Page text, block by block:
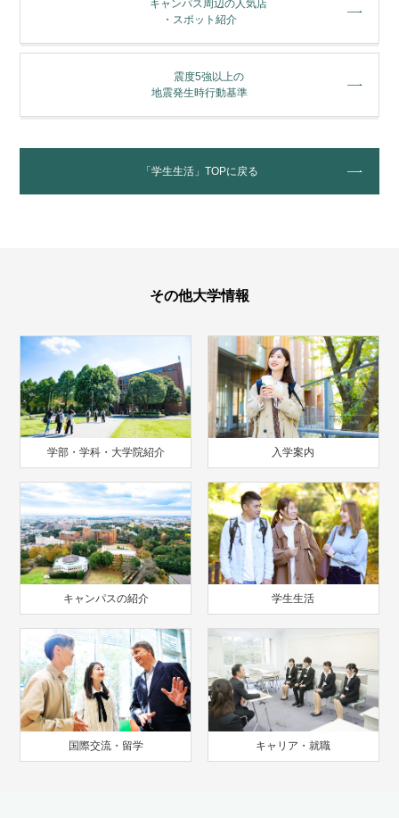
キャンパス周辺の人気店
・スポット紹介
震度5強以上の
地震発生時行動基準
「学生生活」TOPに戻る
その他大学情報
学部・学科・大学院紹介 入学案内
キャンパスの紹介 学生生活
国際交流・留学 キャリア・就職